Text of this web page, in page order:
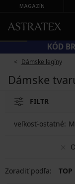
MAGAZÍN
KÓD
Dámske legíny
Dámske
FILTR
veľkosť-ostatné: M
Zoradiť podľa: TOP